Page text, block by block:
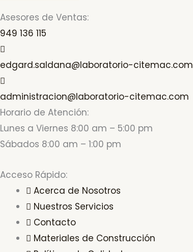
Asesores de Ventas:
949 136 115
edgard.saldana@laboratorio-citemac.com
administracion@laboratorio-citemac.com
Horario de Atención:
Lunes a Viernes 8:00 am – 5:00 pm
Sábados 8:00 am – 1:00 pm
Acceso Rápido:
Acerca de Nosotros
Nuestros Servicios
Contacto
Materiales de Construcción